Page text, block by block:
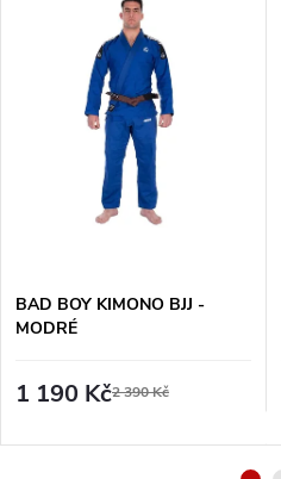
BAD BOY KIMONO BJJ -
MODRÉ
1 190 Kč2 390 Kč